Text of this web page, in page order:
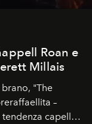
Roan e
Millais
"The
–
tendenza capelli